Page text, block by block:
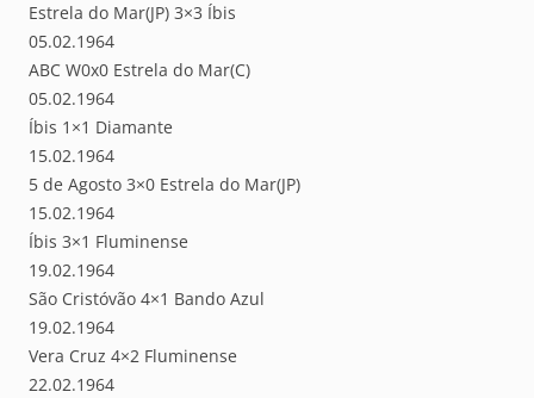
Estrela do Mar(JP) 3×3 Íbis
05.02.1964
ABC W0x0 Estrela do Mar(C)
05.02.1964
Íbis 1×1 Diamante
15.02.1964
5 de Agosto 3×0 Estrela do Mar(JP)
15.02.1964
Íbis 3×1 Fluminense
19.02.1964
São Cristóvão 4×1 Bando Azul
19.02.1964
Vera Cruz 4×2 Fluminense
22.02.1964